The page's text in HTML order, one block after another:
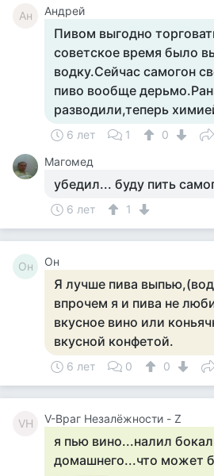
Ан Андрей
Пивом выгодно
советское время было
водку.Сейчас самогон
пиво вообще
разводили,теперь
6 лет 1
0
Магомед
убедил... буду пить
6 лет 1
Он Он
Я лучше пива
впрочем я и пива не
вкусное вино или
вкусной конфетой.
6 лет 0 0
VН V-Враг Незалёжности - Z
я пью вино...налил
домашнего...что может